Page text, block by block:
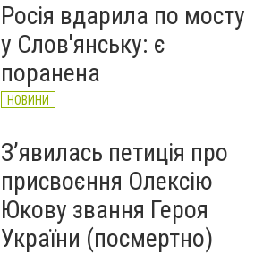
Росія вдарила по мосту
у Слов'янську: є
поранена
НОВИНИ
З’явилась петиція про
присвоєння Олексію
Юкову звання Героя
України (посмертно)